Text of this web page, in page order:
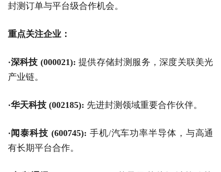
封测订单与平台级合作机会。
重点关注企业：
·深科技 (000021):提供存储封测服务，深度关联美光
产业链。
·华天科技 (002185): 先进封测领域重要合作伙伴。
·闻泰科技 (600745): 手机/汽车功率半导体，与高通
有长期平台合作。